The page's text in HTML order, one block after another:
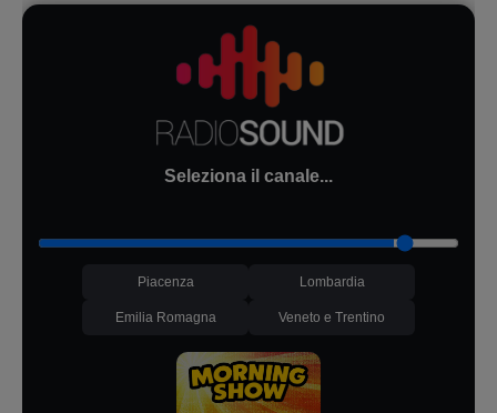
Seleziona il canale...
Piacenza Lombardia
Emilia Romagna Veneto e Trentino